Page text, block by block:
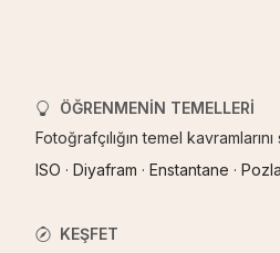
ÖĞRENMENIN TEMELLERI
Fotoğrafçılığın temel
ISO · Diyafram · Enstantane ·
KEŞFET